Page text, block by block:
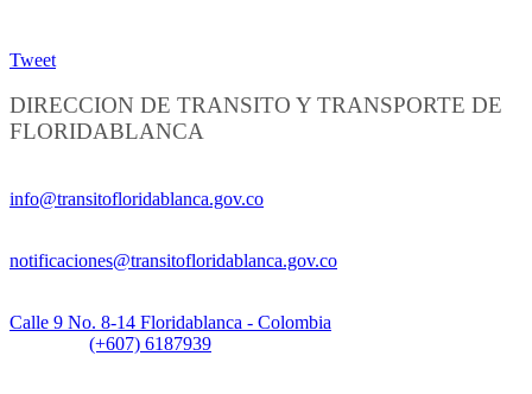
Tweet
DIRECCION DE TRANSITO Y TRANSPORTE DE
FLORIDABLANCA
info@transitofloridablanca.gov.co
notificaciones@transitofloridablanca.gov.co
Calle 9 No. 8-14 Floridablanca - Colombia
(+607) 6187939